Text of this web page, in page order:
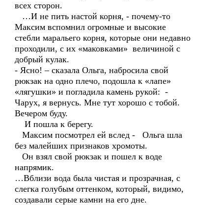
всех сторон.
…И не пить настой корня, - почему-то
Максим вспомнил огромные и высокие
стебли маральего корня, которые они недавно
проходили, с их «маковками» величиной с
добрый кулак.
- Ясно! – сказала Ольга, набросила свой
рюкзак на одно плечо, подошла к «лапе»
«лягушки» и погладила камень рукой: -
Чарух, я вернусь. Мне тут хорошо с тобой.
Вечером буду.
И пошла к берегу.
Максим посмотрел ей вслед - Ольга шла
без малейших признаков хромоты.
Он взял свой рюкзак и пошел к воде
напрямик.
…Вблизи вода была чистая и прозрачная, с
слегка голубым оттенком, который, видимо,
создавали серые камни на его дне.